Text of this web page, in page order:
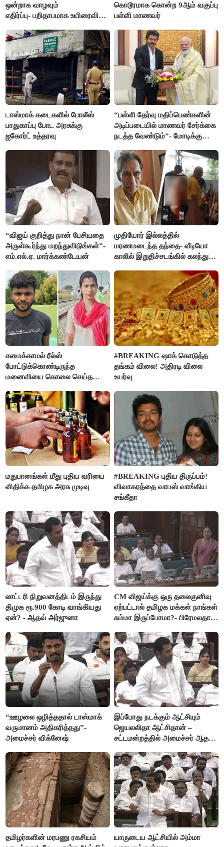
ஒன்றாக வாழவும்
எதிர்ப்பு- பறிதாபமாக உயிரைவிட்ட
கொடூரமாக கொன்ற 9ஆம் வகுப்பு
பள்ளி மாணவர்
டாஸ்மாக் கடைகளில் போலீஸ்
பாதுகாப்பு போட அரசுக்கு
ஐகோர்ட் உத்தரவு
“பள்ளி தேர்வு மதிப்பெண்களின்
அடிப்படையில் மாணவர் சேர்க்கை
நடத்த வேண்டும்”- மோடிக்கு
“விஜய் குறித்து நான் பேசியதை
அருள்கூர்ந்து மறந்துவிடுங்கள்”-
எம்.எல்.ஏ. மார்க்கண்டேயன்
முதியோர் இல்லத்தில்
மரணமடைந்த தந்தை- வீடியோ
காலில் இறுதிச்சடங்கில் கலந்து
சமைக்காமல் ரீல்ஸ்
போட்டுக்கொண்டிருந்த
மனைவியை கொலை செய்த
#BREAKING ஷாக் கொடுத்த
தங்கம் விலை! அதிரடி விலை
உயர்வு
மதுபானங்கள் மீது புதிய வரியை
விதிக்க தமிழக அரசு முடிவு
#BREAKING புதிய திருப்பம்!
விவாகரத்தை வாபஸ் வாங்கிய
சங்கீதா
லாட்டரி நிறுவனத்திடம் இருந்து
திமுக ரூ.900 கோடி வாங்கியது
ஏன்? - ஆதவ் அர்ஜுனா
CM விஜய்க்கு ஒரு தலைகுனிவு
ஏற்பட்டால் தமிழக மக்கள் நாங்கள்
சும்மா இருப்போமா?- பிரேமலதா
“ஊழலை ஒழித்ததால் டாஸ்மாக்
வருமானம் அதிகரித்தது”-
அமைச்சர் விக்னேஷ்
இப்போது நடக்கும் ஆட்சியும்
ஜெயலலிதா ஆட்சிதான் –
சட்டமன்றத்தில் அமைச்சர் ஆதவ்
தமிழர்களின் மரபணு ரகசியம்
யாருடைய ஆட்சியில் அம்மா